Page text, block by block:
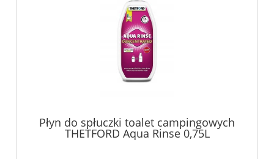
Płyn do spłuczki toalet campingowych
THETFORD Aqua Rinse 0,75L